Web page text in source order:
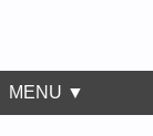
MENU ▼